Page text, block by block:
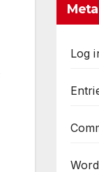
Meta
Log